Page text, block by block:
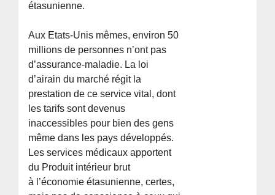
étasunienne.
Aux Etats-Unis mêmes, environ 50
millions de personnes n’ont pas
d’assurance-maladie. La loi
d’airain du marché régit la
prestation de ce service vital, dont
les tarifs sont devenus
inaccessibles pour bien des gens
même dans les pays développés.
Les services médicaux apportent
du Produit intérieur brut
à l’économie étasunienne, certes,